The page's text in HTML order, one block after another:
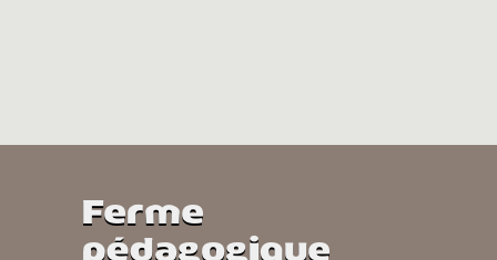
Ferme
pédagogique